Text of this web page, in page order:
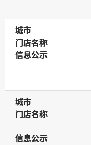
城市
城市
门店名称
门店名称
信息公示
信息公示
城市
城市
门店名称
门店名称
信息公示
信息公示